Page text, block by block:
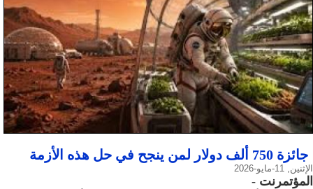
جائزة 750 ألف دولار لمن ينجح في حل هذه الأزمة
الإثنين, 11-مايو-2026
المؤتمرنت -